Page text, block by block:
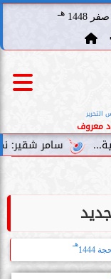
هـ
التحرير
معروف
شقير: نمو صناديق
هـ